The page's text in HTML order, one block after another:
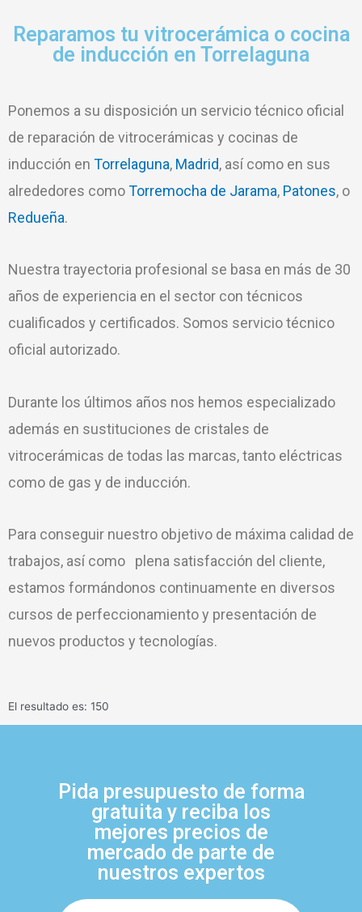
Reparamos tu vitrocerámica o cocina
de inducción en Torrelaguna
Ponemos a su disposición un servicio técnico oficial
de reparación de vitrocerámicas y cocinas de
inducción en Torrelaguna, Madrid, así como en sus
alrededores comoTorremocha de Jarama, Patones, o
Redueña.
Nuestra trayectoria profesional se basa en más de 30
años de experiencia en el sector con técnicos
cualificados y certificados. Somos servicio técnico
oficial autorizado.
Durante los últimos años nos hemos especializado
además en sustituciones de cristales de
vitrocerámicas de todas las marcas, tanto eléctricas
como de gas y de inducción.
Para conseguir nuestro objetivo de máxima calidad de
trabajos, así como plena satisfacción del cliente,
estamos formándonos continuamente en diversos
cursos de perfeccionamiento y presentación de
nuevos productos y tecnologías.
El resultado es: 150
Pida presupuesto de forma
gratuita y reciba los
mejores precios de
mercado de parte de
nuestros expertos